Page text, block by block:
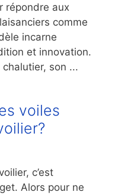
répondre aux
comme
incarne
et innovation.
son ...
voiles
c’est
Alors pour ne